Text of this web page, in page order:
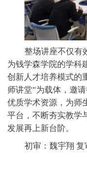
整场讲座不仅有
为钱学森学院的学科
创新人才培养模式的
师讲堂”为载体，邀
优质学术资源，为师
平台，不断夯实教学
发展再上新台阶。
初审：魏宇翔 复